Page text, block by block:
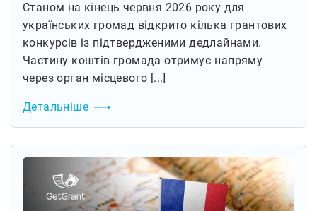
Станом на кінець червня 2026 року для
українських громад відкрито кілька грантових
конкурсів із підтвердженими дедлайнами.
Частину коштів громада отримує напряму
через орган місцевого [...]
Детальніше